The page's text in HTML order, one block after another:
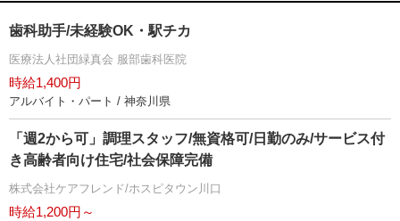
歯科助手/未経験OK・駅チカ
医療法人社団緑真会 服部歯科医院
時給1,400円
アルバイト・パート / 神奈川県
「週2から可」調理スタッフ/無資格可/日勤のみ/サービス付
き高齢者向け住宅/社会保障完備
株式会社ケアフレンド/ホスピタウン川口
時給1,200円～